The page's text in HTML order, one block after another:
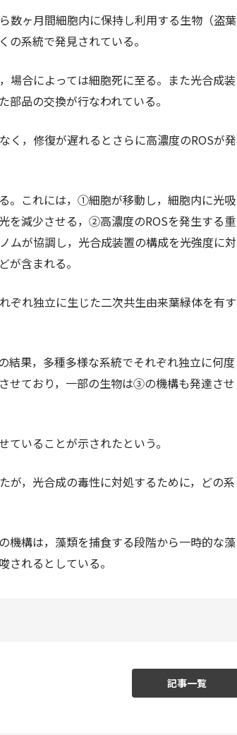
数ヶ月間細胞内に保持し利用する生物（盗葉
系統で発見されている。
場合によっては細胞死に至る。また光合成装
品の交換が行なわれている。
く，修復が遅れるとさらに高濃度のROSが発
。これには，①細胞が移動し，細胞内に光吸
を減少させる，②高濃度のROSを発生する重
が協調し，光合成装置の構成を光強度に対
含まれる。
ぞれ独立に生じた二次共生由来葉緑体を有す
結果，多種多様な系統でそれぞれ独立に何度
ており，一部の生物は③の機構も発達させ
いることが示されたという。
が，光合成の毒性に対処するために，どの系
機構は，藻類を捕食する段階から一時的な藻
れるとしている。
記事一覧